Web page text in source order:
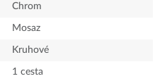
Chrom
Mosaz
Kruhové
1 cesta